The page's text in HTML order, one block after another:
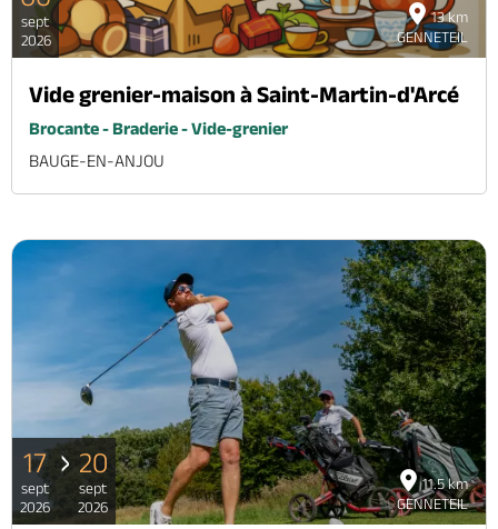
13 km
GENNETEIL
sept
2026
Vide grenier-maison à Saint-Martin-d'Arcé
Brocante - Braderie - Vide-grenier
BAUGE-EN-ANJOU
11.5 km
GENNETEIL
17
sept
2026
20
sept
2026